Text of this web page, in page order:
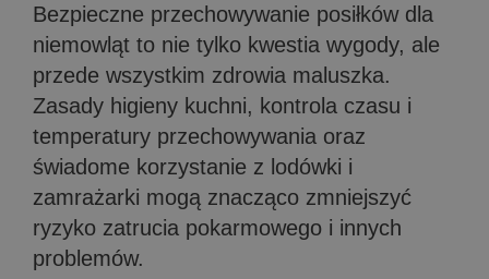
Bezpieczne przechowywanie posiłków dla
niemowląt to nie tylko kwestia wygody, ale
przede wszystkim zdrowia maluszka.
Zasady higieny kuchni, kontrola czasu i
temperatury przechowywania oraz
świadome korzystanie z lodówki i
zamrażarki mogą znacząco zmniejszyć
ryzyko zatrucia pokarmowego i innych
problemów.